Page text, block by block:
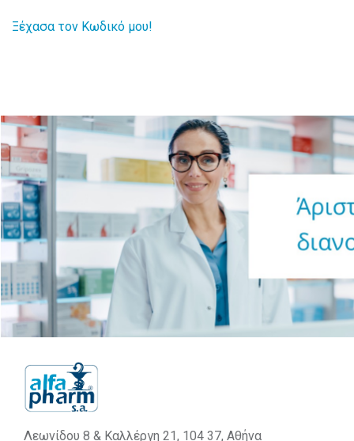
Ξέχασα τον Κωδικό μου!
Λεωνίδου 8 & Καλλέργη 21, 104 37, Αθήνα